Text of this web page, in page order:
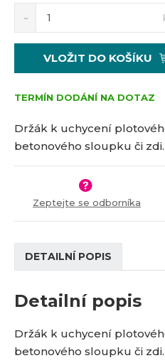
ě
i
p
č
e
t
í
m
o
ž
s
t
VLOŽIT DO KOŠÍKU
TERMÍN DODÁNÍ NA DOTAZ
Držák k uchycení
betonového sloupku či
Zeptejte se odborníka
DETAILNÍ POPIS
Detailní popis
Držák k uchycení
betonového sloupku či